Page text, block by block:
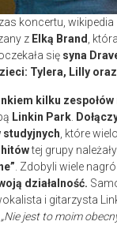
koncertu, wikipedia
z Elką Brand ,
się syna
Tylera, Lilly
kilku
Linkin Park
studyjnych , które
hitówtej grupy
. Zdobyli wiele
działalność.
i gitarzysta
„Nie jest to moim